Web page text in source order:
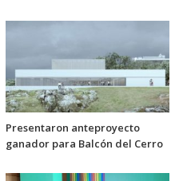
Presentaron anteproyecto
ganador para Balcón del Cerro